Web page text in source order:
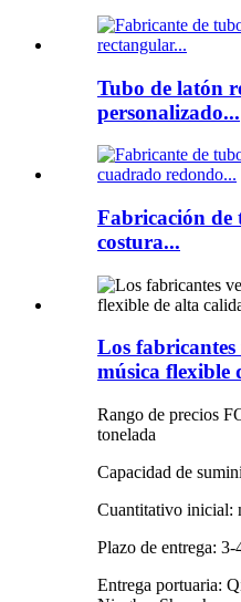
Tubo de latón
personalizado...
Fabricación de
costura...
Los
música flexible
Rango de precios
tonelada
Capacidad de
Cuantitativo inicial:
Plazo de entrega: 3-
Entrega portuaria: